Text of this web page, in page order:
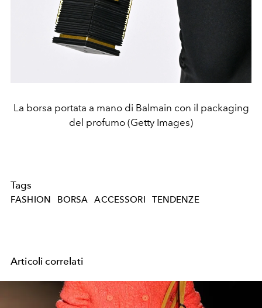
La borsa portata a mano di Balmain con il packaging
del profumo (Getty Images)
Tags
FASHION BORSA ACCESSORI TENDENZE
Articoli correlati